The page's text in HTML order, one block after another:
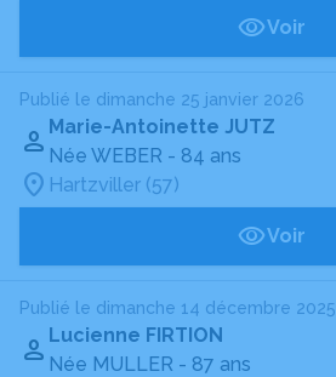
Voir
Publié le dimanche 25 janvier 2026
Marie-Antoinette JUTZ
Née WEBER - 84 ans
Hartzviller (57)
Voir
Publié le dimanche 14 décembre 2025
Lucienne FIRTION
Née MULLER - 87 ans